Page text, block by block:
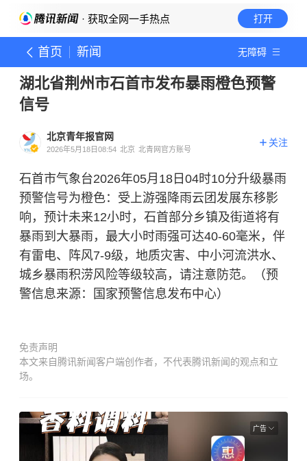
· 获取全网一手热点 打开
首页 新闻 无障碍
湖北省荆州市石首市发布暴雨橙色预警
信号
北京青年报官网
2026年5月18日08:54 北京 北青网官方账号
关注
石首市气象台2026年05月18日04时10分升级暴雨
预警信号为橙色：受上游强降雨云团发展东移影
响，预计未来12小时，石首部分乡镇及街道将有
暴雨到大暴雨，最大小时雨强可达40-60毫米，伴
有雷电、阵风7-9级，地质灾害、中小河流洪水、
城乡暴雨积涝风险等级较高，请注意防范。（预
警信息来源：国家预警信息发布中心）
免责声明
本文来自腾讯新闻客户端创作者，不代表腾讯新闻的观点和立
场。
广告